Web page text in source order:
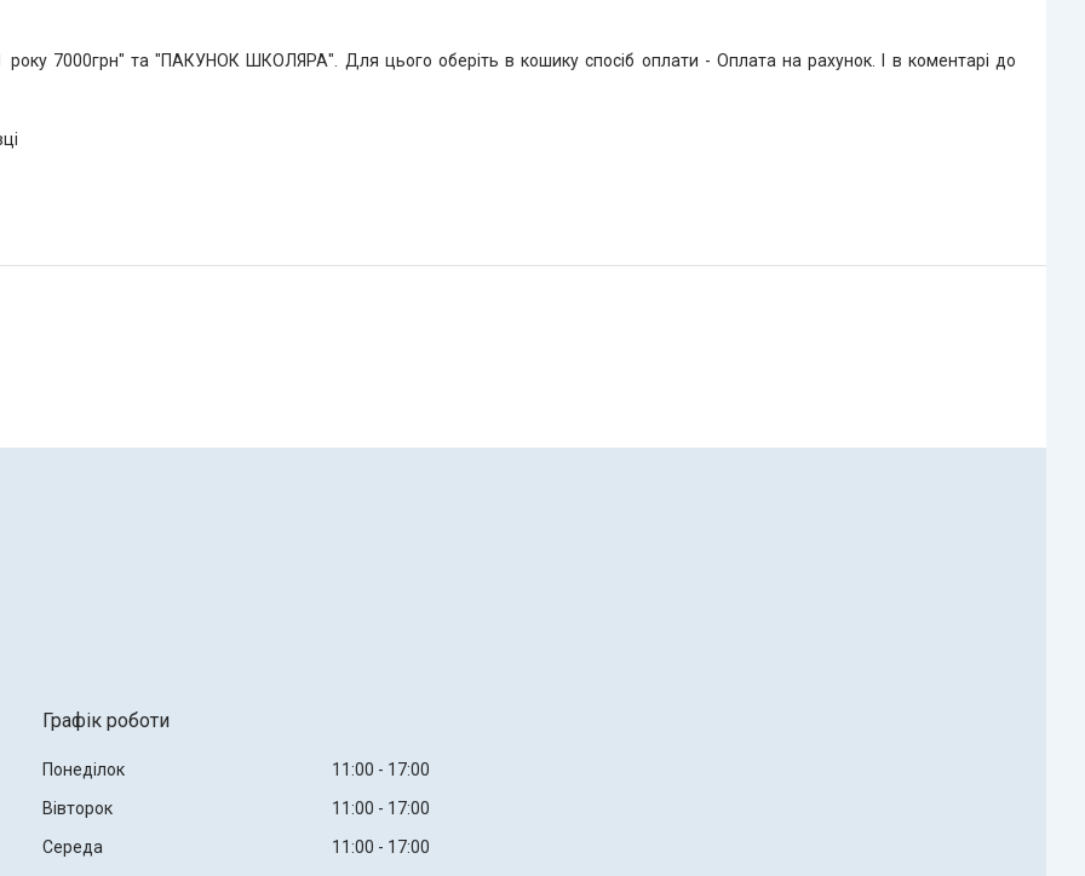
7000грн" та "ПАКУНОК ШКОЛЯРА". Для цього оберіть в кошику спосіб оплати - Оплата на рахунок. І в коментарі до
Графік роботи
Понеділок 11:00
17:00
Вівторок
11:00
17:00
Середа
11:00 17:00